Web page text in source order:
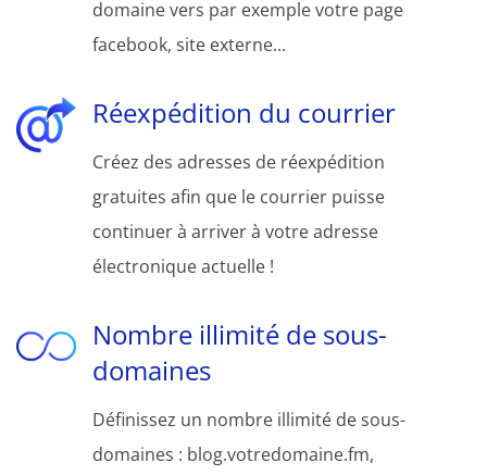
domaine vers par exemple votre page
facebook, site externe...
Réexpédition du courrier
Créez des adresses de réexpédition
gratuites afin que le courrier puisse
continuer à arriver à votre adresse
électronique actuelle !
Nombre illimité de sous-
domaines
Définissez un nombre illimité de sous-
domaines : blog.votredomaine.fm,